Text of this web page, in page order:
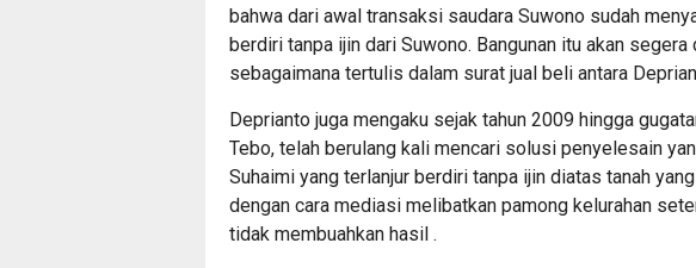
bahwa dari awal transaksi saudara Suwono sudah
berdiri tanpa ijin dari Suwono. Bangunan itu akan
sebagaimana tertulis dalam surat jual beli antara
Deprianto juga mengaku sejak tahun 2009 hingga
Tebo, telah berulang kali mencari solusi penyelesain
Suhaimi yang terlanjur berdiri tanpa ijin diatas tanah
dengan cara mediasi melibatkan pamong kelurahan
tidak membuahkan hasil .